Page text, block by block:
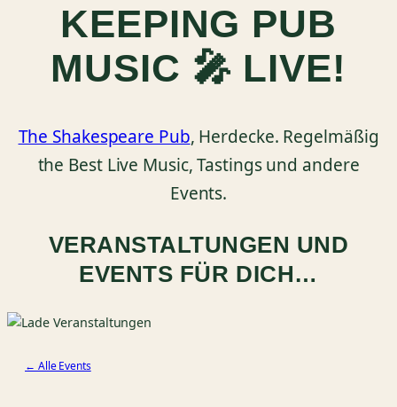
KEEPING PUB
MUSIC 🎤 LIVE!
The Shakespeare Pub, Herdecke. Regelmäßig
the Best Live Music, Tastings und andere
Events.
VERANSTALTUNGEN UND
EVENTS FÜR DICH…
← Alle Events